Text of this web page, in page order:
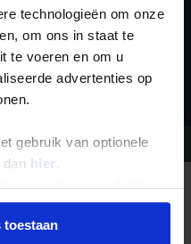
technologieën om onze
om ons in staat te
te voeren en om u
advertenties op
gebruik van optionele
hier .
aanpassen of deze
moment voor de
toestaan
234 13 11